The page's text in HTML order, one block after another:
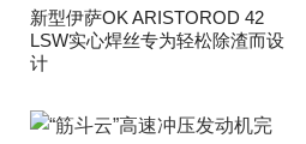
新型伊萨OK ARISTOROD 42
LSW实心焊丝专为轻松除渣而设
计